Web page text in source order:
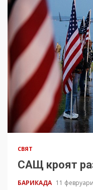
СВЯТ
САЩ кроят
БАРИКАДА 11